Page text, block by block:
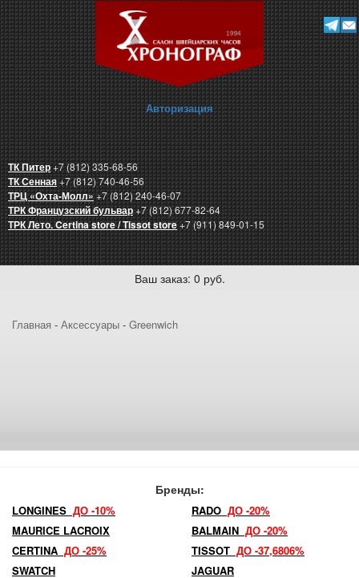
Авторизация
ТК Питер+7 (812) 335-68-56
ТК Сенная+7 (812) 740-46-56
ТРЦ «Охта-Молл»+7 (812) 240-46-07
ТРК Французский бульвар+7 (812) 677-82-64
ТРК Лето. Certina store / Tissot store+7 (911) 849-01-15
Ваш заказ: 0 руб.
Главная - Аксессуары - Greenwich
Бренды:
LONGINES ДО -10% RADO ДО -20%
MAURICE LACROIX
BALMAIN ДО -20%
CERTINA ДО -25% TISSOT ДО -37,6806%
SWATCH
JAGUAR